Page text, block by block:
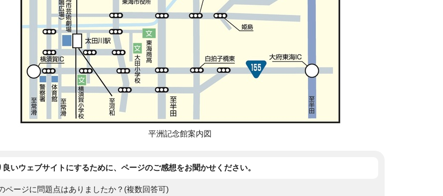
平洲記念館案内図
良いウェブサイトにするために、ページのご感想をお聞かせください。
ページに問題点はありましたか？(複数回答可)